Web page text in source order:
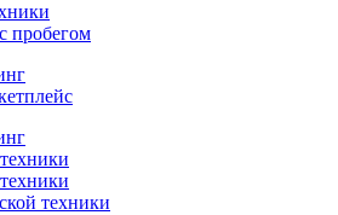
пробегом
техники